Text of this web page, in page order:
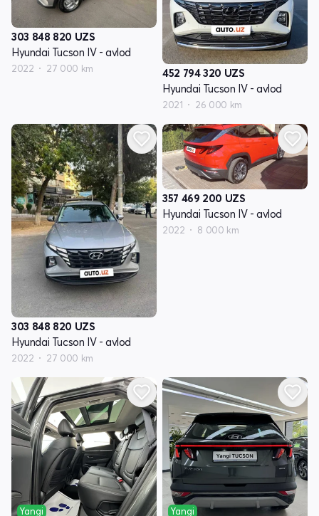
303 848 820 UZS
Hyundai Tucson IV - avlod
2022 27 000 km 452 794 320 UZS
Hyundai Tucson IV - avlod
2021 26 000 km
303 848 820 UZS
Hyundai Tucson IV - avlod
2022 27 000 km
357 469 200 UZS
Hyundai Tucson IV - avlod
2022 8 000 km
Yangi Yangi